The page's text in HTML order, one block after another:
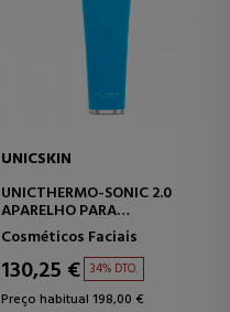
UNICSKIN
UNICTHERMO-SONIC 2.0
APARELHO PARA
TRATAMENTO FACIAL
Cosméticos Faciais
130,25 € 34% DTO.
Preço habitual 198,00 €